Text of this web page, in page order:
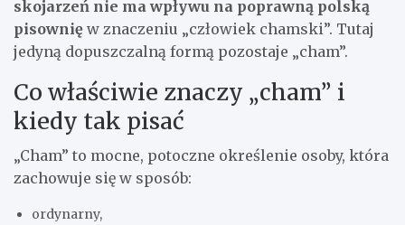
skojarzeń nie ma wpływu na poprawną polską
pisownię w znaczeniu „człowiek chamski”. Tutaj
jedyną dopuszczalną formą pozostaje „cham”.
Co właściwie znaczy „cham” i
kiedy tak pisać
„Cham” to mocne, potoczne określenie osoby, która
zachowuje się w sposób:
ordynarny,